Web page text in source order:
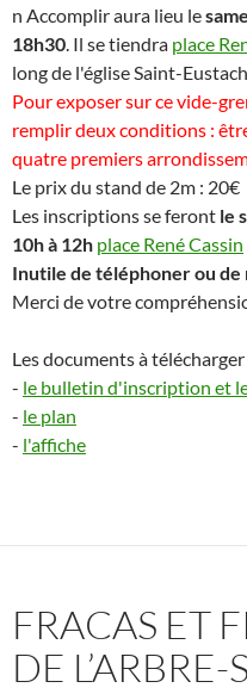
n Accomplir aura lieu le
18h30. Il se tiendra place
long de l'église Saint-
Pour exposer sur ce vide-
remplir deux conditions :
quatre premiers
Le prix du stand de 2m : 20€
Les inscriptions se feront le
10h à 12h place René Cassin
Inutile de téléphoner ou de
Merci de votre
Les documents à télécharger
- le bulletin d'inscription et
- le plan
- l'affiche
FRACAS ET
DE L’ARBRE-